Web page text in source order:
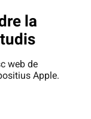
la
web de
Apple.